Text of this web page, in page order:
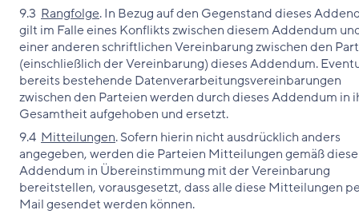
9.3 Rangfolge. In Bezug auf den Gegenstand dieses
gilt im Falle eines Konflikts zwischen diesem Addendum
einer anderen schriftlichen Vereinbarung zwischen den
(einschließlich der Vereinbarung) dieses Addendum.
bereits bestehende Datenverarbeitungsvereinbarungen
zwischen den Parteien werden durch dieses Addendum in
Gesamtheit aufgehoben und ersetzt.
9.4 Mitteilungen. Sofern hierin nicht ausdrücklich anders
angegeben, werden die Parteien Mitteilungen gemäß
Addendum in Übereinstimmung mit der Vereinbarung
bereitstellen, vorausgesetzt, dass alle diese Mitteilungen
Mail gesendet werden können.